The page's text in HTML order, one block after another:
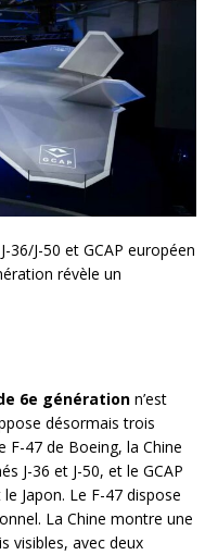
36/J-50 et GCAP européen
révèle un
6e génération n’est
désormais trois
F-47 de Boeing, la Chine
J-36 et J-50, et le GCAP
Japon. Le F-47 dispose
La Chine montre une
visibles, avec deux